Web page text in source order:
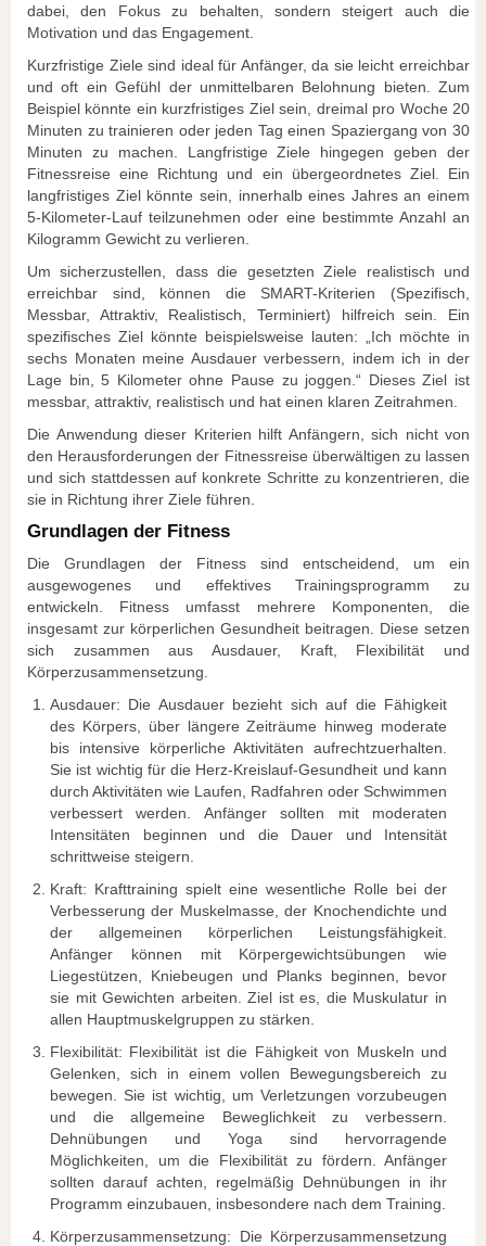
dabei, den Fokus zu behalten, sondern steigert auch die
Motivation und das Engagement.
Kurzfristige Ziele sind ideal für Anfänger, da sie leicht erreichbar
und oft ein Gefühl der unmittelbaren Belohnung bieten. Zum
Beispiel könnte ein kurzfristiges Ziel sein, dreimal pro Woche 20
Minuten zu trainieren oder jeden Tag einen Spaziergang von 30
Minuten zu machen. Langfristige Ziele hingegen geben der
Fitnessreise eine Richtung und ein übergeordnetes Ziel. Ein
langfristiges Ziel könnte sein, innerhalb eines Jahres an einem
5-Kilometer-Lauf teilzunehmen oder eine bestimmte Anzahl an
Kilogramm Gewicht zu verlieren.
Um sicherzustellen, dass die gesetzten Ziele realistisch und
erreichbar sind, können die SMART-Kriterien (Spezifisch,
Messbar, Attraktiv, Realistisch, Terminiert) hilfreich sein. Ein
spezifisches Ziel könnte beispielsweise lauten: „Ich möchte in
sechs Monaten meine Ausdauer verbessern, indem ich in der
Lage bin, 5 Kilometer ohne Pause zu joggen.“ Dieses Ziel ist
messbar, attraktiv, realistisch und hat einen klaren Zeitrahmen.
Die Anwendung dieser Kriterien hilft Anfängern, sich nicht von
den Herausforderungen der Fitnessreise überwältigen zu lassen
und sich stattdessen auf konkrete Schritte zu konzentrieren, die
sie in Richtung ihrer Ziele führen.
Grundlagen der Fitness
Die Grundlagen der Fitness sind entscheidend, um ein
ausgewogenes und effektives Trainingsprogramm zu
entwickeln. Fitness umfasst mehrere Komponenten, die
insgesamt zur körperlichen Gesundheit beitragen. Diese setzen
sich zusammen aus Ausdauer, Kraft, Flexibilität und
Körperzusammensetzung.
Ausdauer: Die Ausdauer bezieht sich auf die Fähigkeit
des Körpers, über längere Zeiträume hinweg moderate
bis intensive körperliche Aktivitäten aufrechtzuerhalten.
Sie ist wichtig für die Herz-Kreislauf-Gesundheit und kann
durch Aktivitäten wie Laufen, Radfahren oder Schwimmen
verbessert werden. Anfänger sollten mit moderaten
Intensitäten beginnen und die Dauer und Intensität
schrittweise steigern.
Kraft: Krafttraining spielt eine wesentliche Rolle bei der
Verbesserung der Muskelmasse, der Knochendichte und
der allgemeinen körperlichen Leistungsfähigkeit.
Anfänger können mit Körpergewichtsübungen wie
Liegestützen, Kniebeugen und Planks beginnen, bevor
sie mit Gewichten arbeiten. Ziel ist es, die Muskulatur in
allen Hauptmuskelgruppen zu stärken.
Flexibilität: Flexibilität ist die Fähigkeit von Muskeln und
Gelenken, sich in einem vollen Bewegungsbereich zu
bewegen. Sie ist wichtig, um Verletzungen vorzubeugen
und die allgemeine Beweglichkeit zu verbessern.
Dehnübungen und Yoga sind hervorragende
Möglichkeiten, um die Flexibilität zu fördern. Anfänger
sollten darauf achten, regelmäßig Dehnübungen in ihr
Programm einzubauen, insbesondere nach dem Training.
Körperzusammensetzung: Die Körperzusammensetzung